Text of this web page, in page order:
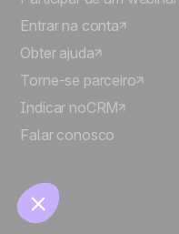
🍪
Entrar na conta
Obter ajuda
Torne-se parceiro
Indicar noCRM
Falar conosco